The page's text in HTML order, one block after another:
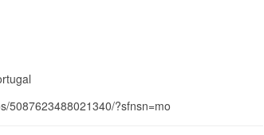
5087623488021340/?sfnsn=mo